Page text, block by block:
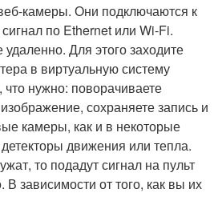
камеры. Они подключаются к
по Ethernet или Wi-Fi.
Для этого заходите
в виртуальную систему
нужно: поворачиваете
сохраняете запись и
камеры, как и в некоторые
движения или тепла.
то подадут сигнал на пульт
зависимости от того, как вы их